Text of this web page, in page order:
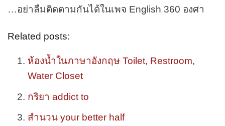
…อย่าลืมติดตามกันได้ในเพจ English 360 องศา
Related posts:
ห้องน้ำในภาษาอังกฤษ Toilet, Restroom,
Water Closet
กริยา addict to
สำนวน your better half